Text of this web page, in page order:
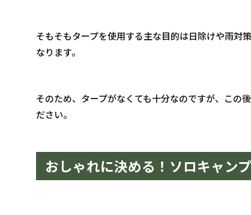
そもそもタープを使用する主な目的は日除けや雨対
なります。
そのため、タープがなくても十分なのですが、この
ださい。
おしゃれに決める！ソロキャン